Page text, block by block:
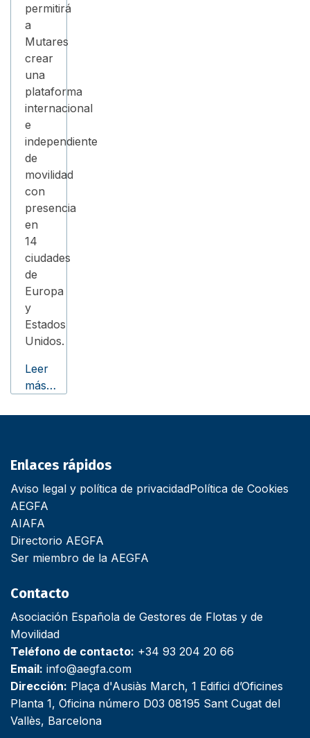
permitirá
a
Mutares
crear
una
plataforma
internacional
e
independiente
de
movilidad
con
presencia
en
14
ciudades
de
Europa
y
Estados
Unidos.
Leer
más…
Enlaces rápidos
Aviso legal y política de privacidadPolítica de Cookies
AEGFA
AIAFA
Directorio AEGFA
Ser miembro de la AEGFA
Contacto
Asociación Española de Gestores de Flotas y de
Movilidad
Teléfono de contacto: +34 93 204 20 66
Email: info@aegfa.com
Dirección: Plaça d'Ausiàs March, 1 Edifici d’Oficines
Planta 1, Oficina número D03 08195 Sant Cugat del
Vallès, Barcelona